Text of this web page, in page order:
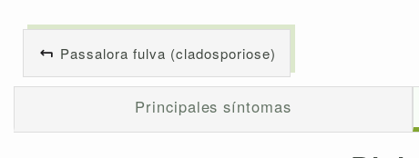
Passalora fulva (cladosporiose)
Principales síntomas